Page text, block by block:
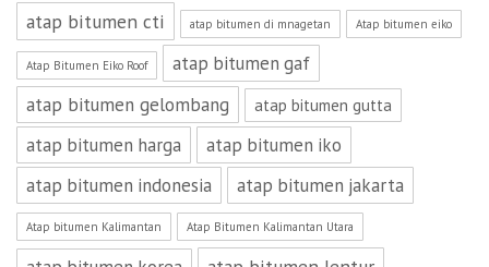
atap bitumen cti atap bitumen di mnagetan Atap bitumen eiko
Atap Bitumen Eiko Roof
atap bitumen gaf
atap bitumen gelombang
atap bitumen gutta
atap bitumen harga
atap bitumen iko
atap bitumen indonesia
atap bitumen jakarta
Atap bitumen Kalimantan Atap Bitumen Kalimantan Utara